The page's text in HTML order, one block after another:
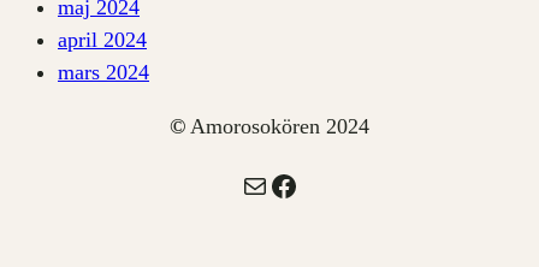
maj 2024
april 2024
mars 2024
© Amorosokören 2024
E-postFacebook